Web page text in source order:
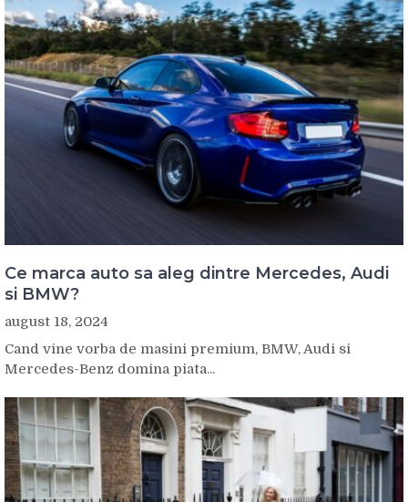
Ce marca auto sa aleg dintre Mercedes, Audi
si BMW?
august 18, 2024
Cand vine vorba de masini premium, BMW, Audi si
Mercedes-Benz domina piata...